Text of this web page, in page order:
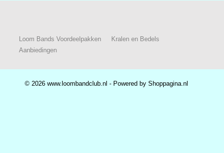
Loom Bands Voordeelpakken
Aanbiedingen
Kralen en Bedels
© 2026 www.loombandclub.nl - Powered by Shoppagina.nl